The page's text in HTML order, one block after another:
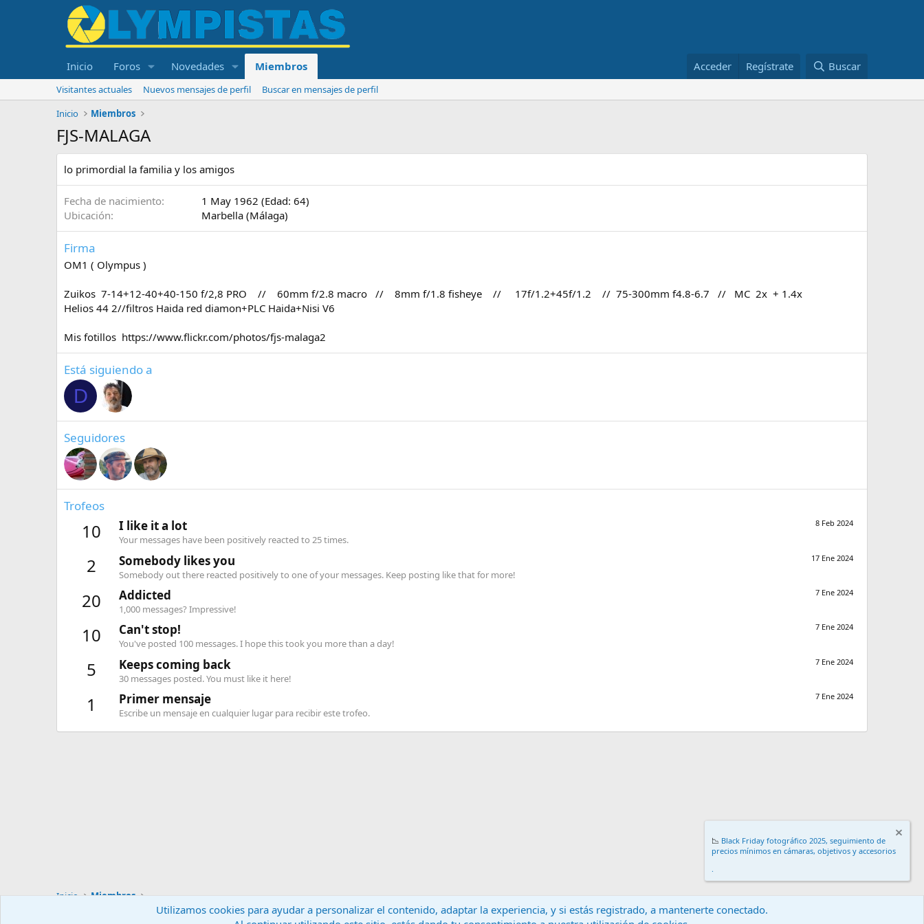
Inicio Foros Novedades Miembros Acceder Regístrate Buscar
Visitantes actuales Nuevos mensajes de perfil
Buscar en mensajes de perfil
Inicio
Miembros
FJS-MALAGA
lo primordial la familia y los amigos
Fecha de nacimiento
1 May 1962 (Edad: 64)
Ubicación
Marbella (Málaga)
Firma
OM1 ( Olympus )
Zuikos 7-14+12-40+40-150 f/2,8 PRO // 60mm f/2.8 macro // 8mm f/1.8 fisheye // 17f/1.2+45f/1.2 // 75-300mm f4.8-6.7 // MC 2x + 1.4x
Helios 44 2//filtros Haida red diamon+PLC Haida+Nisi V6
Mis fotillos https://www.flickr.com/photos/fjs-malaga2
Está siguiendo a
D
Seguidores
Trofeos
10 8 Feb 2024
I like it a lot
Your messages have been positively reacted to 25 times.
2 17 Ene 2024
Somebody likes you
Somebody out there reacted positively to one of your messages. Keep posting like that for more!
20 7 Ene 2024
Addicted
1,000 messages? Impressive!
10 7 Ene 2024
Can't stop!
You've posted 100 messages. I hope this took you more than a day!
5 7 Ene 2024
Keeps coming back
30 messages posted. You must like it here!
1 7 Ene 2024
Primer mensaje
Escribe un mensaje en cualquier lugar para recibir este trofeo.
Inicio Miembros
📉 Black Friday fotográfico 2025, seguimiento de
precios mínimos en cámaras, objetivos y accesorios
.
Utilizamos cookies para ayudar a personalizar el contenido, adaptar la experiencia, y si estás registrado, a mantenerte conectado.